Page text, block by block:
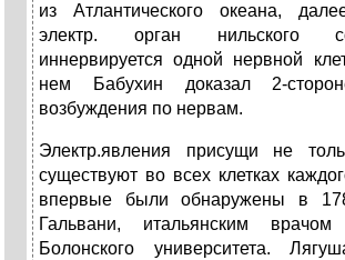
из Атлантического океана,
электр. орган нильского
иннервируется одной нервной
нем Бабухин доказал 2-
возбуждения по нервам.
Электр.явления присущи не
существуют во всех клетках
впервые были обнаружены в
Гальвани, итальянским
Болонского университета.